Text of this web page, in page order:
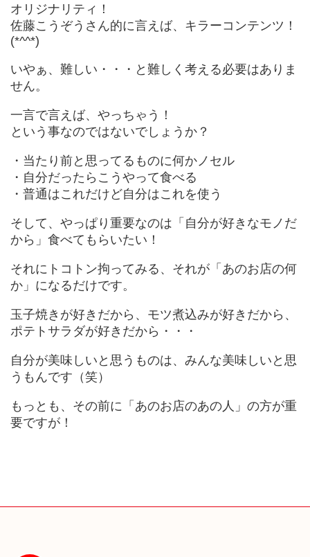
オリジナリティ！
佐藤こうぞうさん的に言えば、キラーコンテンツ！
(*^^*)
いやぁ、難しい・・・と難しく考える必要はありま
せん。
一言で言えば、やっちゃう！
という事なのではないでしょうか？
・当たり前と思ってるものに何かノセル
・自分だったらこうやって食べる
・普通はこれだけど自分はこれを使う
そして、やっぱり重要なのは「自分が好きなモノだ
から」食べてもらいたい！
それにトコトン拘ってみる、それが「あのお店の何
か」になるだけです。
玉子焼きが好きだから、モツ煮込みが好きだから、
ポテトサラダが好きだから・・・
自分が美味しいと思うものは、みんな美味しいと思
うもんです（笑）
もっとも、その前に「あのお店のあの人」の方が重
要ですが！